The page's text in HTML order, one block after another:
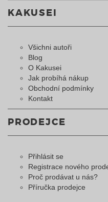
KAKUSEI
Všichni autoři
Blog
O Kakusei
Jak probíhá nákup
Obchodní podmínky
Kontakt
PRODEJCE
Přihlásit se
Registrace nového
Proč prodávat u nás?
Příručka prodejce